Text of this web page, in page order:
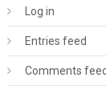
Log in
Entries feed
Comments feed